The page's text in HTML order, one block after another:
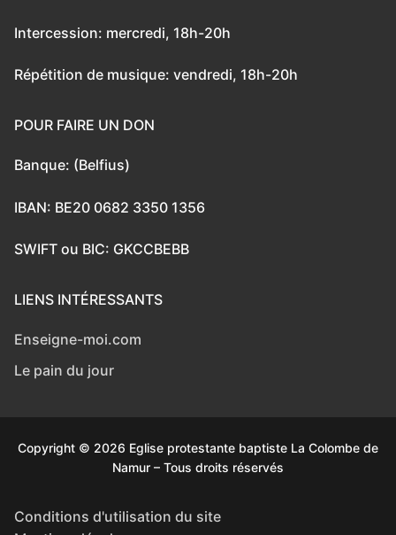
Intercession: mercredi, 18h-20h
Répétition de musique: vendredi, 18h-20h
POUR FAIRE UN DON
Banque: (Belfius)
IBAN: BE20 0682 3350 1356
SWIFT ou BIC: GKCCBEBB
LIENS INTÉRESSANTS
Enseigne-moi.com
Le pain du jour
Copyright © 2026 Eglise protestante baptiste La Colombe de
Namur – Tous droits réservés
Conditions d'utilisation du site